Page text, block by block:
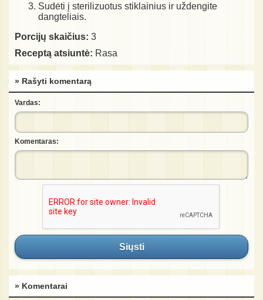
Sudėti į sterilizuotus stiklainius ir uždengite
dangteliais.
Porcijų skaičius: 3
Receptą atsiuntė: Rasa
» Rašyti komentarą
Vardas:
Komentaras:
Siųsti
» Komentarai